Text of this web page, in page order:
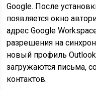
Google. После
появляется окно
адрес Google
разрешения на
новый профиль
загружаются письма,
контактов.